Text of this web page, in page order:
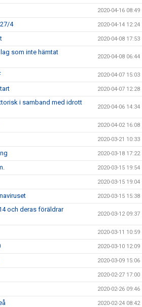
2020-04-16 08:49
4 2020-04-14 12:24
2020-04-08 17:53
som inte hämtat
2020-04-08 06:44
2020-04-07 15:03
2020-04-07 12:28
i samband med idrott
2020-04-06 14:34
2020-04-02 16:08
2020-03-21 10:33
2020-03-18 17:22
2020-03-15 19:54
2020-03-15 19:04
2020-03-15 15:38
och deras föräldrar
2020-03-12 09:37
2020-03-11 10:59
2020-03-10 12:09
2020-03-09 15:06
2020-02-27 17:00
2020-02-26 09:46
2020-02-24 08:42